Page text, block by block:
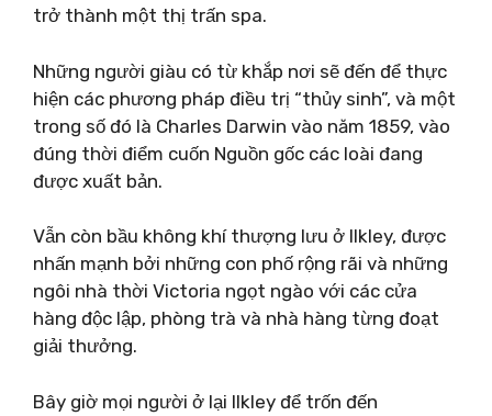
trở thành một thị trấn spa.
Những người giàu có từ khắp nơi sẽ đến để thực
hiện các phương pháp điều trị “thủy sinh”, và một
trong số đó là Charles Darwin vào năm 1859, vào
đúng thời điểm cuốn Nguồn gốc các loài đang
được xuất bản.
Vẫn còn bầu không khí thượng lưu ở Ilkley, được
nhấn mạnh bởi những con phố rộng rãi và những
ngôi nhà thời Victoria ngọt ngào với các cửa
hàng độc lập, phòng trà và nhà hàng từng đoạt
giải thưởng.
Bây giờ mọi người ở lại Ilkley để trốn đến